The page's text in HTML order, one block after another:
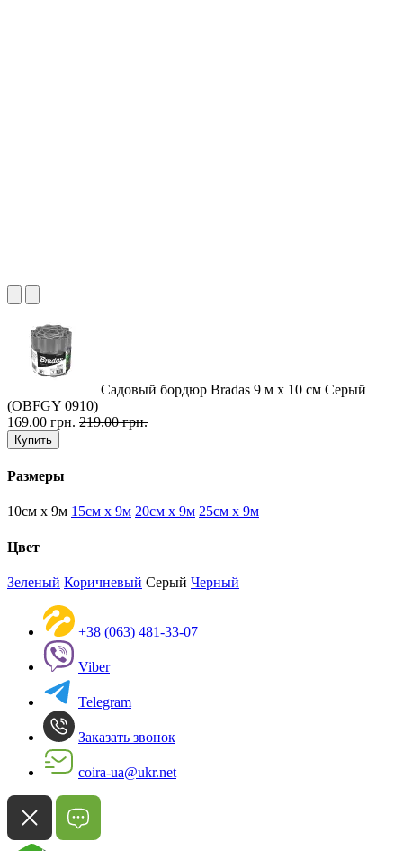
Садовый бордюр Bradas 9 м х 10 см Серый
(OBFGY 0910)
169.00 грн. 219.00 грн.
Купить
Размеры
10см х 9м 15см х 9м 20см х 9м 25см х 9м
Цвет
Зеленый Коричневый Серый Черный
+38 (063) 481-33-07
Viber
Telegram
Заказать звонок
coira-ua@ukr.net